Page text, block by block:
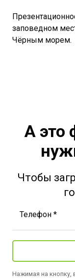
заповедном
Чёрным морем.
А это
Чтобы
Телефон *
Нажимая на кнопку,